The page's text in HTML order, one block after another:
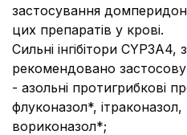
застосування
цих препаратів у крові.
Сильні інгібітори
рекомендовано
- азольні протигрибкові
флуконазол*, ітраконазол,
вориконазол*;